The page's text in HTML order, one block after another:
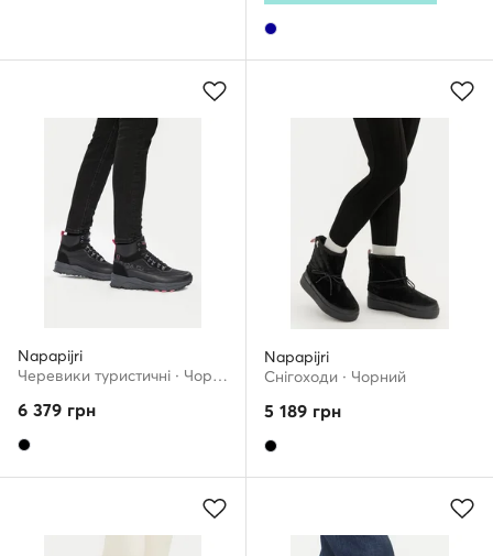
Napapijri
Черевики туристичні · Чорний
6 379 грн
Napapijri
Снігоходи · Чорний
5 189 грн